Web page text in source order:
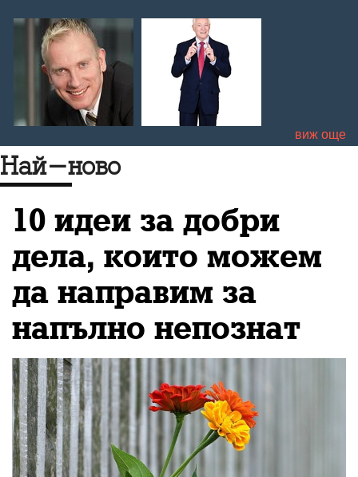
технологиите в "Дойче
веле" коментира пред
Bulevard.bg развитието
на медиите в ерата на
социалните мрежи,
пропагандата в
информационния поток
и бъдещето на медиите
и журналистиката като
цяло
виж още
Най-ново
10 идеи за добри
дела, които можем
да направим за
напълно непознат